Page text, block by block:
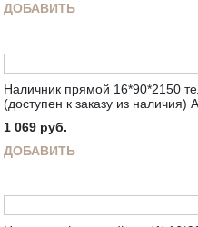
ДОБАВИТЬ
Наличник прямой 16*90*2150
(доступен к заказу из наличия)
1 069 руб.
ДОБАВИТЬ